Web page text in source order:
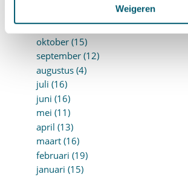
Weigeren
november (18)
oktober (15)
september (12)
augustus (4)
juli (16)
juni (16)
mei (11)
april (13)
maart (16)
februari (19)
januari (15)